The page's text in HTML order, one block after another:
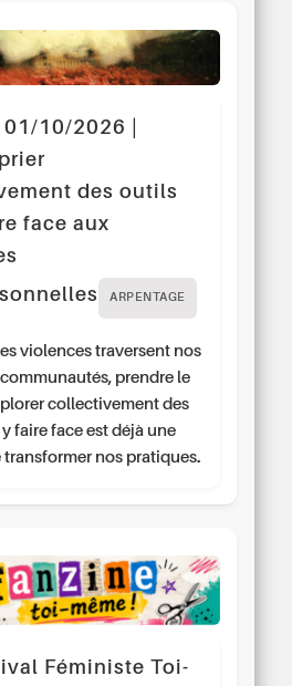
10/2026 |
des outils
face aux
ARPENTAGE
violences traversent nos
prendre le
collectivement des
faire face est déjà une
transformer nos pratiques.
Féministe Toi-